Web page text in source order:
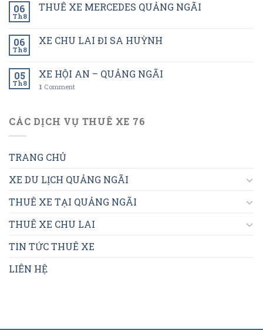
06
Th8
THUÊ XE MERCEDES QUẢNG NGÃI
06
Th8
XE CHU LAI ĐI SA HUỲNH
05
Th8
XE HỘI AN – QUẢNG NGÃI
1 Comment
CÁC DỊCH VỤ THUÊ XE 76
TRANG CHỦ
XE DU LỊCH QUẢNG NGÃI
THUÊ XE TẠI QUẢNG NGÃI
THUÊ XE CHU LAI
TIN TỨC THUÊ XE
LIÊN HỆ